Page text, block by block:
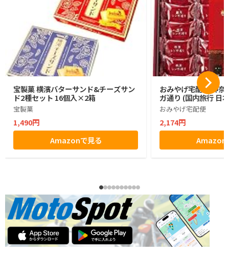
宝製菓 横濱バターサンド&チーズサン
ド2種セット 16個入×2箱
宝製菓
1,490円
Amazonで見る
おみやげ宅配便 神奈
ガ通り (国内旅行 日
おみやげ宅配便
2,174円
Amazon